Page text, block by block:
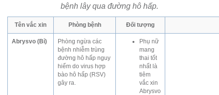
bệnh lây qua đường hô hấp.
Tên vắc xin Phòng bệnh Đối tượng
Abrysvo (Bỉ)
Phòng ngừa các
bệnh nhiễm trùng
đường hô hấp nguy
hiểm do virus hợp
bào hô hấp (RSV)
gây ra.
Phụ nữ
mang
thai tốt
nhất là
tiêm
vắc xin
Abrysvo